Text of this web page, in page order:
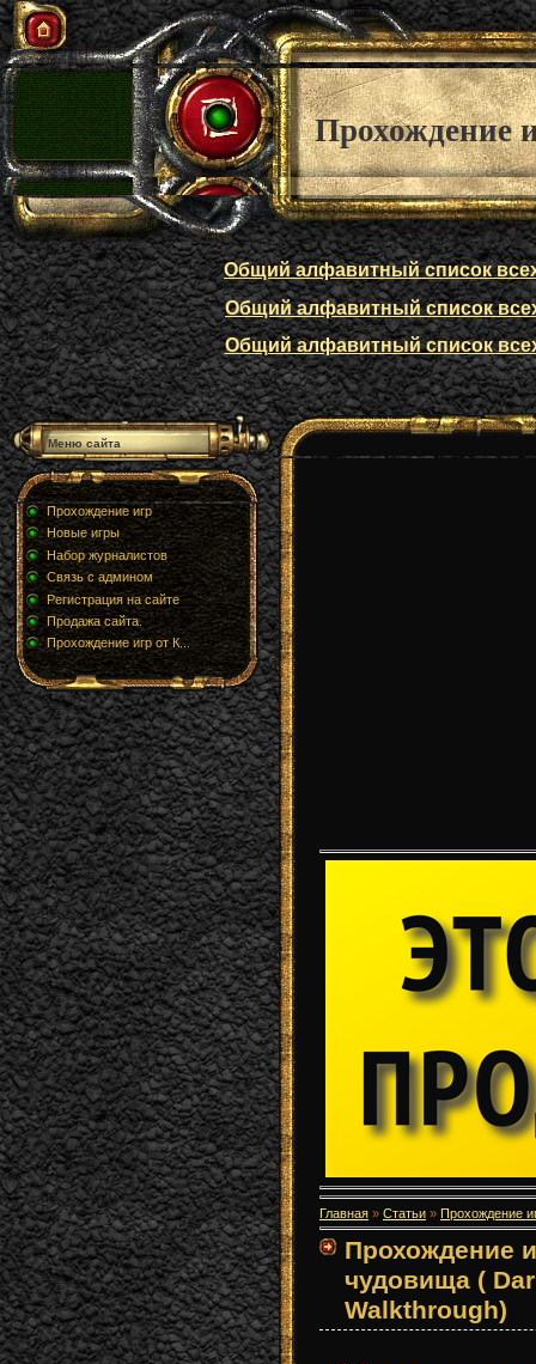
Прохождение
Общий алфавитный список
Общий алфавитный список
Общий алфавитный список
Меню сайта
Прохождение игр
Новые игры
Набор журналистов
Связь с админом
Регистрация на сайте
Продажа сайта.
Прохождение игр от К...
Главная » Статьи » Прохождение
Прохождение
чудовища (
Walkthrough)